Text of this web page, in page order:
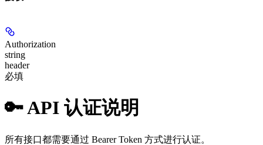
Authorization
string
header
必填
🔑 API 认证说明
所有接口都需要通过 Bearer Token 方式进行认证。